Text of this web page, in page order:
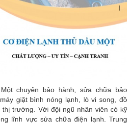
chuyên bảo hành, sửa chữa bảo
giặt bình nóng lạnh, lò vi song, đồ
trường. Với đội ngũ nhân viên có kỹ
lĩnh vực sửa chữa điện lạnh. Trung